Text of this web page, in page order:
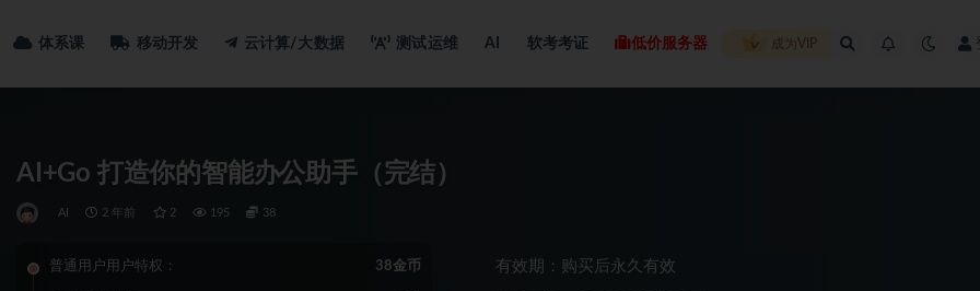
体系课 移动开发 云计算/大数据 测试运维 AI 软考考证 低价服务器 成为VIP
AI+Go 打造你的智能办公助手（完结）
AI 2 年前 2 195 38
普通用户用户特权： 38金币 有效期：购买后永久有效